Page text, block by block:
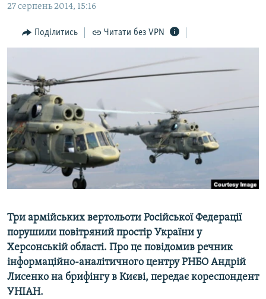
Перейти
пошуку
ПОГЛЯД
ІНТЕРВ'Ю
СПЕЦПРОЕКТИ
ДЕПОРТАЦІЯ
ВІДЕОУРОКИ «ELIFBE»
СВІДЧЕННЯ ОКУПАЦІЇ
УКРАЇНСЬКА ПРОБЛЕМА КРИМУ
ЯК ОБІЙТИ БЛОКУВАННЯ
Русский
Qırımtatar
Усі сайти RFE/RL
27 серпень 2014, 15:16
Поділитись Читати без VPN
Три армійських вертольоти Російської Федерації
порушили повітряний простір України у
Херсонській області. Про це повідомив речник
інформаційно-аналітичного центру РНБО Андрій
Лисенко на брифінгу в Києві, передає кореспондент
УНІАН.